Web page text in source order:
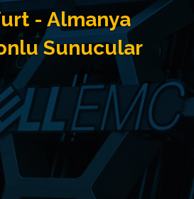
- Almanya
Sunucular